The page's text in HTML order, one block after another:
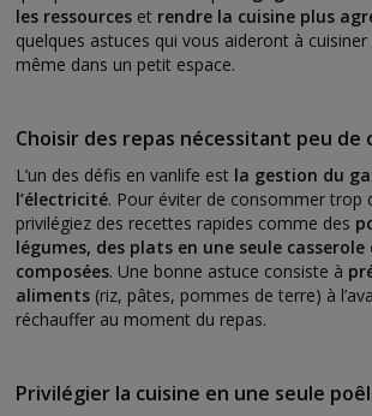
les ressources et rendre la cuisine plus
quelques astuces qui vous aideront à
même dans un petit espace.
Choisir des repas nécessitant peu de
L’un des défis en vanlife est la gestion du
l’électricité. Pour éviter de consommer trop
privilégiez des recettes rapides comme des
légumes, des plats en une seule casserole
composées. Une bonne astuce consiste à
aliments (riz, pâtes, pommes de terre) à
réchauffer au moment du repas.
Privilégier la cuisine en une seule